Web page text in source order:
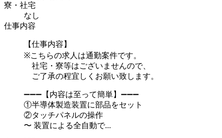
寮・社宅
なし
仕事内容
【仕事内容】
※こちらの求人は通勤案件です。
社宅・寮等はございませんので、
ご了承の程宜しくお願い致します。
➖➖➖【内容は至って簡単】➖➖➖
①半導体製造装置に部品をセット
②タッチパネルの操作
〜 装置による全自動で...